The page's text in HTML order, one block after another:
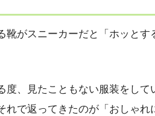
がスニーカーだと「ホッとす
、見たこともない服装をして
で返ってきたのが「おしゃれ